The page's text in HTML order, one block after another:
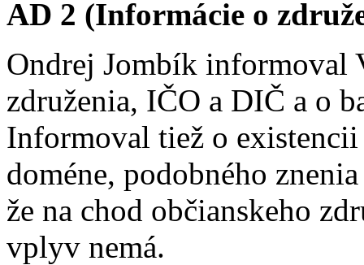
AD 2 (Informácie o
Ondrej Jombík informoval
združenia, IČO a DIČ a o
Informoval tiež o
doméne, podobného
že na chod občianskeho
vplyv nemá.